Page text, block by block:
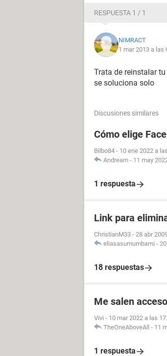
RESPUESTA 1 / 1
NIMRACT
1 mar 2013 a las
Trata de reinstalar
se soluciona solo
Discusiones similares
Cómo elige
Bilbo84 - 10 ene 2022 a
Andream - 11 may
1 respuesta
Link para
ChristianM33 - 28 abr
eliasasumumbami -
18 respuestas
Me salen
Vivi - 10 mar 2022 a las
TheOneAboveAll - 11
1 respuesta